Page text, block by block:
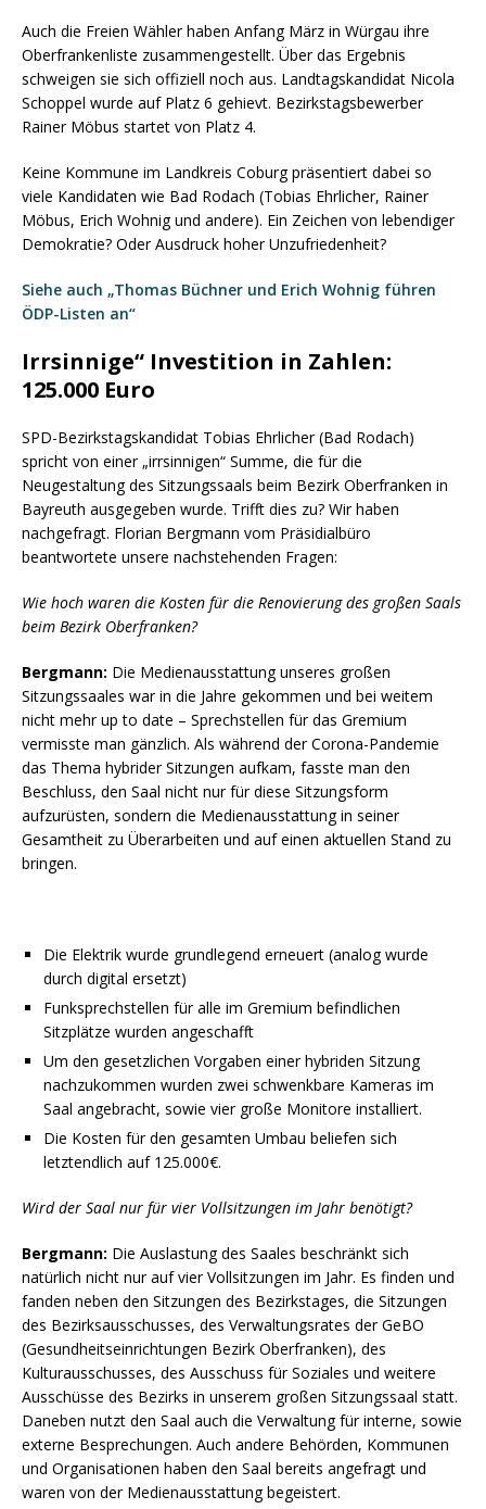
Auch die Freien Wähler haben Anfang März in Würgau ihre
Oberfrankenliste zusammengestellt. Über das Ergebnis
schweigen sie sich offiziell noch aus. Landtagskandidat Nicola
Schoppel wurde auf Platz 6 gehievt. Bezirkstagsbewerber
Rainer Möbus startet von Platz 4.
Keine Kommune im Landkreis Coburg präsentiert dabei so
viele Kandidaten wie Bad Rodach (Tobias Ehrlicher, Rainer
Möbus, Erich Wohnig und andere). Ein Zeichen von lebendiger
Demokratie? Oder Ausdruck hoher Unzufriedenheit?
Siehe auch „Thomas Büchner und Erich Wohnig führen
ÖDP-Listen an“
Irrsinnige“ Investition in Zahlen:
125.000 Euro
SPD-Bezirkstagskandidat Tobias Ehrlicher (Bad Rodach)
spricht von einer „irrsinnigen“ Summe, die für die
Neugestaltung des Sitzungssaals beim Bezirk Oberfranken in
Bayreuth ausgegeben wurde. Trifft dies zu? Wir haben
nachgefragt. Florian Bergmann vom Präsidialbüro
beantwortete unsere nachstehenden Fragen:
Wie hoch waren die Kosten für die Renovierung des großen Saals
beim Bezirk Oberfranken?
Bergmann: Die Medienausstattung unseres großen
Sitzungssaales war in die Jahre gekommen und bei weitem
nicht mehr up to date – Sprechstellen für das Gremium
vermisste man gänzlich. Als während der Corona-Pandemie
das Thema hybrider Sitzungen aufkam, fasste man den
Beschluss, den Saal nicht nur für diese Sitzungsform
aufzurüsten, sondern die Medienausstattung in seiner
Gesamtheit zu Überarbeiten und auf einen aktuellen Stand zu
bringen.
Die Elektrik wurde grundlegend erneuert (analog wurde
durch digital ersetzt)
Funksprechstellen für alle im Gremium befindlichen
Sitzplätze wurden angeschafft
Um den gesetzlichen Vorgaben einer hybriden Sitzung
nachzukommen wurden zwei schwenkbare Kameras im
Saal angebracht, sowie vier große Monitore installiert.
Die Kosten für den gesamten Umbau beliefen sich
letztendlich auf 125.000€.
Wird der Saal nur für vier Vollsitzungen im Jahr benötigt?
Bergmann: Die Auslastung des Saales beschränkt sich
natürlich nicht nur auf vier Vollsitzungen im Jahr. Es finden und
fanden neben den Sitzungen des Bezirkstages, die Sitzungen
des Bezirksausschusses, des Verwaltungsrates der GeBO
(Gesundheitseinrichtungen Bezirk Oberfranken), des
Kulturausschusses, des Ausschuss für Soziales und weitere
Ausschüsse des Bezirks in unserem großen Sitzungssaal statt.
Daneben nutzt den Saal auch die Verwaltung für interne, sowie
externe Besprechungen. Auch andere Behörden, Kommunen
und Organisationen haben den Saal bereits angefragt und
waren von der Medienausstattung begeistert.